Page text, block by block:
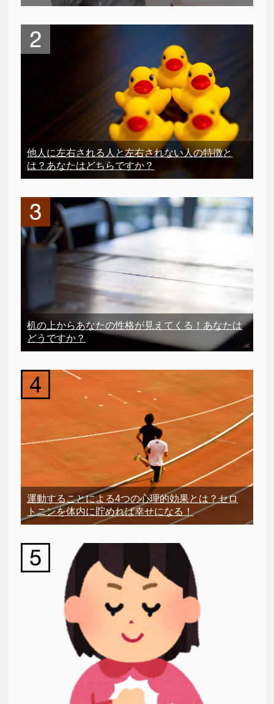
他人に左右される人と左右されない人の特徴と
は？あなたはどちらですか？
机の上からあなたの性格が見えてくる！あなたは
どうですか？
運動することによる4つの心理的効果とは？セロ
トニンを体内に貯めれば幸せになる！